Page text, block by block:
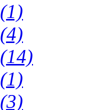
(1)
(4)
(14)
(1)
(3)